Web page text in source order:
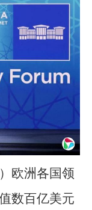
欧洲各国领
数百亿美元